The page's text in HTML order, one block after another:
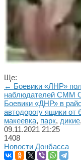
Ще:
← Боевики «ЛНР»
наблюдателей СММ
Боевики «ДНР» в
автодорогу ящики от
макеевка, парк, дикие,
09.11.2021 21:25
1408
Новости Донбасса